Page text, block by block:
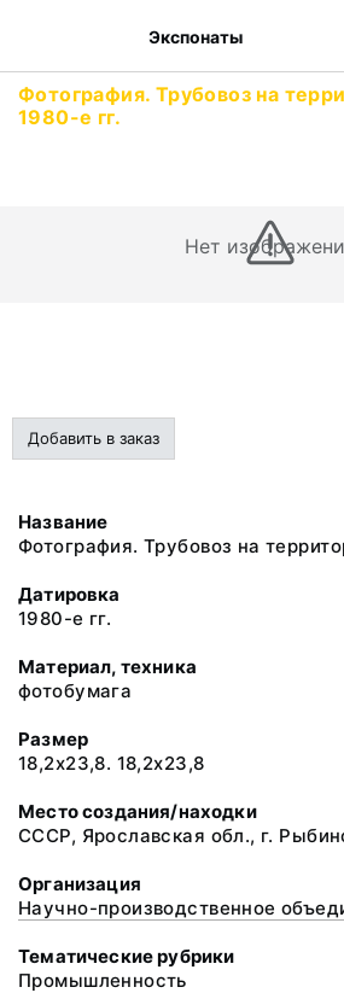
Экспонаты
Фотография. Трубовоз на
1980-е гг.
Нет
Добавить в заказ
Название
Фотография. Трубовоз на
Датировка
1980-е гг.
Материал, техника
фотобумага
Размер
18,2х23,8. 18,2х23,8
Место создания/находки
СССР, Ярославская обл., г.
Организация
Научно-производственное
Тематические рубрики
Промышленность